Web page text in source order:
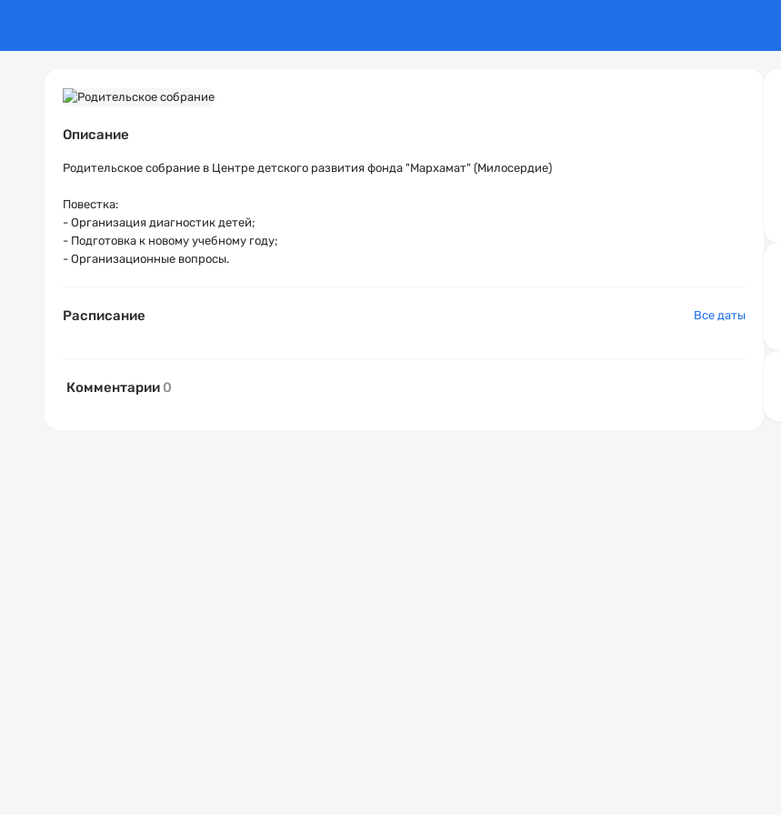
Описание
Родительское собрание в Центре детского развития фонда "Мархамат" (Милосердие)
Повестка:
- Организация диагностик детей;
- Подготовка к новому учебному году;
- Организационные вопросы.
Расписание Все даты
Комментарии 0